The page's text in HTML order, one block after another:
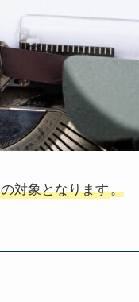
対象となります。